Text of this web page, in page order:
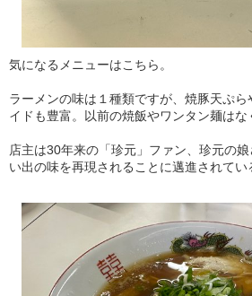
気になるメニューはこちら。
ラーメンの味は１種類ですが、焼豚天ぷ
イドも豊富。以前の焼飯やワンタン麺はな
店主は30年来の「珍元」ファン、珍元の
い出の味を再現されることに邁進されてい